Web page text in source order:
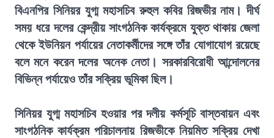
বিএনপির সিনিয়র যুগ্ম মহাসচিব রুহুল কবির রিজভীর নাম। দীর্ঘ
সময় ধরে দলের কেন্দ্রীয় সাংগঠনিক কার্যক্রমে যুক্ত থাকায় জেলা
থেকে ইউনিয়ন পর্যায়ের নেতাকর্মীদের সঙ্গে তাঁর যোগাযোগ রয়েছে
বলে মনে করেন দলের অনেক নেতা। সরকারবিরোধী আন্দোলনের
বিভিন্ন পর্যায়েও তাঁর সক্রিয় ভূমিকা ছিল।
সিনিয়র যুগ্ম মহাসচিব হওয়ার পর দলীয় কর্মসূচি বাস্তবায়ন এবং
সাংগঠনিক কার্যক্রম পরিচালনায় রিজভীকে নিয়মিত সক্রিয় দেখা